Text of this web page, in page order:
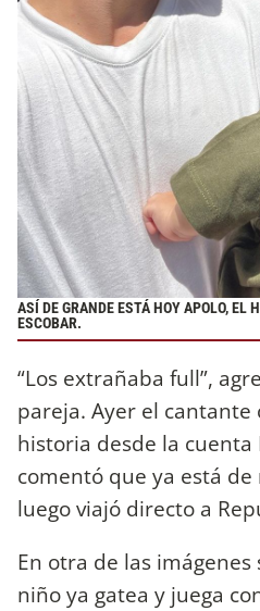
ASÍ DE GRANDE ESTÁ HOY APOLO, EL
ESCOBAR.
“Los extrañaba full”,
pareja. Ayer el
historia desde la cuenta
comentó que ya está de
luego viajó directo a
En otra de las
niño ya gatea y juega